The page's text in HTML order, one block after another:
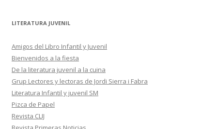
LITERATURA JUVENIL
Amigos del Libro Infantil y Juvenil
Bienvenidos a la fiesta
De la literatura juvenil a la cuina
Grup Lectores y lectoras de Jordi Sierra i Fabra
Literatura Infantil y juvenil SM
Pizca de Papel
Revista CLIJ